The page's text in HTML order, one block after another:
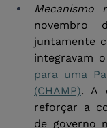
Mecanismo
novembro
juntamente
integravam
para uma
(CHAMP). A
reforçar a
de governo